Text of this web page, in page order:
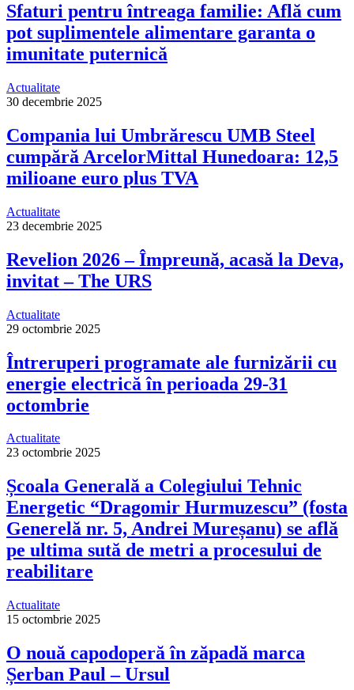
Sfaturi pentru întreaga familie: Află cum
pot suplimentele alimentare garanta o
imunitate puternică
Actualitate
30 decembrie 2025
Compania lui Umbrărescu UMB Steel
cumpără ArcelorMittal Hunedoara: 12,5
milioane euro plus TVA
Actualitate
23 decembrie 2025
Revelion 2026 – Împreună, acasă la Deva,
invitat – The URS
Actualitate
29 octombrie 2025
Întreruperi programate ale furnizării cu
energie electrică în perioada 29-31
octombrie
Actualitate
23 octombrie 2025
Școala Generală a Colegiului Tehnic
Energetic “Dragomir Hurmuzescu” (fosta
Generelă nr. 5, Andrei Mureșanu) se află
pe ultima sută de metri a procesului de
reabilitare
Actualitate
15 octombrie 2025
O nouă capodoperă în zăpadă marca
Șerban Paul – Ursul